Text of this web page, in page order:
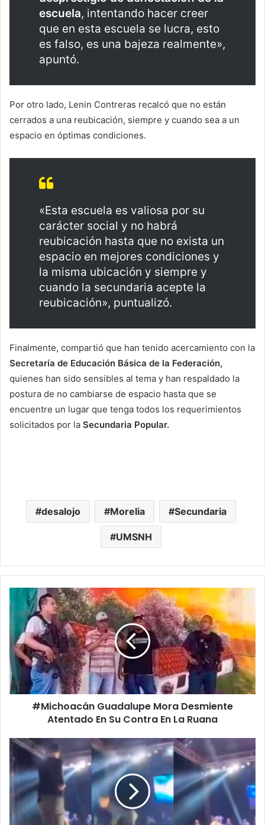
escuela, intentando hacer creer
que en esta escuela se lucra, esto
es falso, es una bajeza realmente»,
apuntó.
Por otro lado, Lenin Contreras recalcó que no están
cerrados a una reubicación, siempre y cuando sea a un
espacio en óptimas condiciones.
«Esta escuela es valiosa por su
carácter social y no habrá
reubicación hasta que no exista un
espacio en mejores condiciones y
la misma ubicación y siempre y
cuando la secundaria acepte la
reubicación», puntualizó.
Finalmente, compartió que han tenido acercamiento con la
Secretaría de Educación Básica de la Federación,
quienes han sido sensibles al tema y han respaldado la
postura de no cambiarse de espacio hasta que se
encuentre un lugar que tenga todos los requerimientos
solicitados por la Secundaria Popular.
desalojo Morelia Secundaria
UMSNH
#Michoacán
Guadalupe
Mora
Desmiente
Atentado
En
Su
Contra
En
#Michoacán Guadalupe Mora Desmiente
Atentado En Su Contra En La Ruana
¡Bajaan!
Dani
Flow
Se
Resbala
En
Pleno